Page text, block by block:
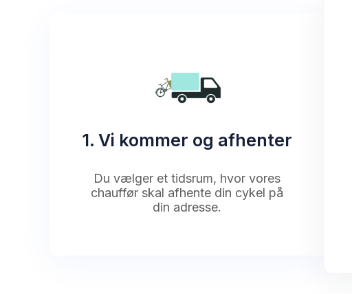
1. Vi kommer og afhenter
Du vælger et tidsrum, hvor vores
chauffør skal afhente din cykel på
din adresse.